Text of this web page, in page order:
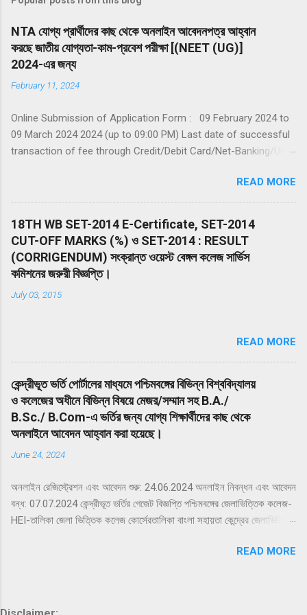
NTA যোগ্য প্রার্থীদের কাছ থেকে অনলাইন আবেদনপত্র আহ্বান
করছে জাতীয় যোগ্যতা-কাম-প্রবেশ পরীক্ষা [(NEET (UG)]
2024-এর জন্য
February 11, 2024
Online Submission of Application Form : 09 February 2024 to
09 March 2024 2024 (up to 09:00 PM) Last date of successful
transaction of fee through Credit/Debit Card/Net-Banking/UPI :
2024 (Sunday) Duration of Examination: 200 minutes (03 hours
20 Minutes) Timing of Examination: 02:00 PM to 05:20 PM (IST)
Website(s): www.nta.ac.in , https://exams.nta.nic.in/NEET
Declaration of Result on the NTA website: 14 June 2024 The
Entrance Test shall consist of 200 multiple-choice questions
(four options with a single correct answer) from Physics,
Chemistry, and Biology (Botany & Zoology). 50 questions in
each subject will be divided into two Sections (A and B). The
NEP 2020, the NEET (UG) – 2024 will be conducted in 13
languages i.e. Assamese, Bengali, English, Gujarati, Hi...
READ MORE
18TH WB SET-2014 E-Certificate, SET-2014
CUT-OFF MARKS (%) ও SET-2014 : RESULT
(CORRIGENDUM) সংক্রান্ত ওয়েস্ট বেঙ্গল কলেজ সার্ভিস
কমিশনের জরুরী বিজ্ঞপ্তি।
July 03, 2015
READ MORE
কেন্দ্রীভূত ভর্তি পোর্টালের মাধ্যমে পশ্চিমবঙ্গের বিভিন্ন বিশ্ববিদ্যালয়
ও কলেজের অধীনে বিভিন্ন বিষয়ে মেজর/সম্মান সহ B.A./
B.Sc./ B.Com-এ ভর্তির জন্য যোগ্য শিক্ষার্থীদের কাছ থেকে
অনলাইনে আবেদন আহ্বান করা হয়েছে।
June 24, 2024
অনলাইন রেজিস্ট্রেশন এবং আবেদন শুরু: 24.06.2024 অনলাইন নিবন্ধন এবং আবেদন
বন্ধ: 07.07.2024 কেন্দ্রীভূত ভর্তির গেজেট বিজ্ঞপ্তি পশ্চিমবঙ্গের জেলাভিত্তিক কলেজ-
HEI-তালিকা জেলা ভিত্তিক কলেজ কোর্সেরতালিকা বাংলা সহায়তা কেন্দ্রের জেলাভিত্তিক
নিবন্ধিত যারা লগইনকরতে এখানে ক্লিক করুন কেন্দ্রীভূত ভর্তি হেল্পলাইন 2024-এর
READ MORE